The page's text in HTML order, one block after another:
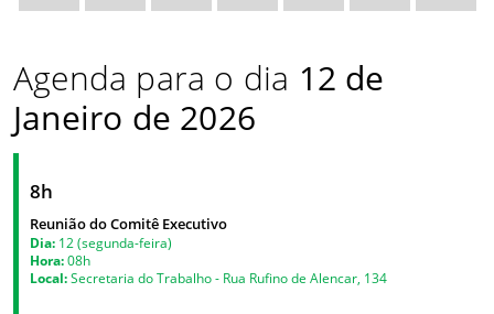
Agenda para o dia 12 de
Janeiro de 2026
8h
Reunião do Comitê Executivo
Dia: 12 (segunda-feira)
Hora:08h
Local:Secretaria do Trabalho - Rua Rufino de Alencar, 134